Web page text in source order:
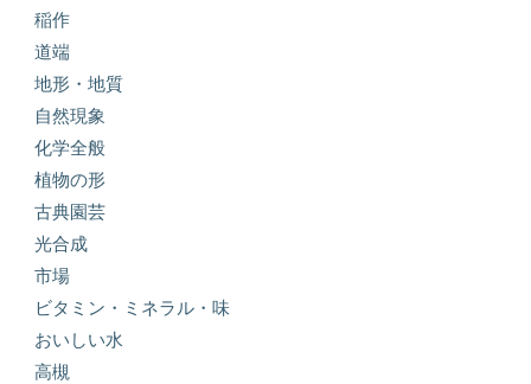
稲作
道端
地形・地質
自然現象
化学全般
植物の形
古典園芸
光合成
市場
ビタミン・ミネラル・味
おいしい水
高槻